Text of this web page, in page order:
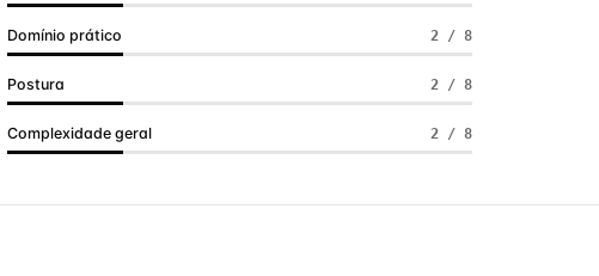
Domínio prático 2 / 8
Postura 2 / 8
Complexidade geral 2 / 8